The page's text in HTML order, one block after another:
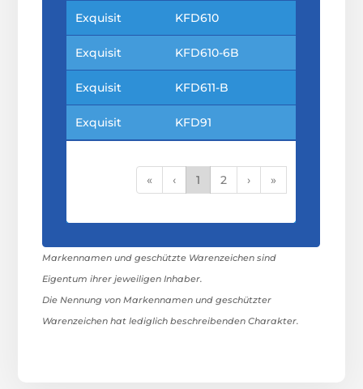
Exquisit KFD610
Exquisit KFD610-6B
Exquisit KFD611-B
Exquisit KFD91
« ‹ 1 2 › »
Markennamen und geschützte Warenzeichen sind
Eigentum ihrer jeweiligen Inhaber.
Die Nennung von Markennamen und geschützter
Warenzeichen hat lediglich beschreibenden Charakter.